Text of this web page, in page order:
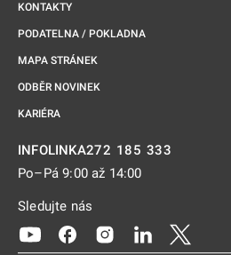
KONTAKTY
PODATELNA / POKLADNA
MAPA STRÁNEK
ODBĚR NOVINEK
KARIÉRA
INFOLINKA272 185 333
Po–Pá 9:00 až 14:00
Sledujte nás
Odkaz se otevře na nové
Odkaz se otevře na
Odkaz se otevře
Odkaz se